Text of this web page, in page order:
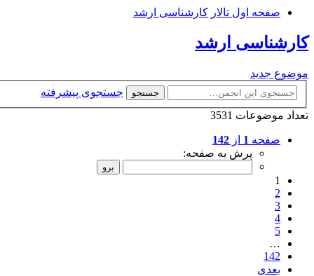
صفحه اول تالار کارشناسی ارشد
کارشناسی ارشد
موضوع جدید
جستجو
جستجوی پیشرفته
تعداد موضوعات 3531
صفحه 1 از 142
پرش به صفحه:
1
2
3
4
5
…
142
بعدی